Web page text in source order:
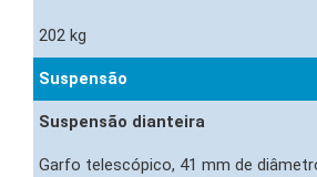
202 kg
Suspensão
Suspensão dianteira
Garfo telescópico, 41 mm de